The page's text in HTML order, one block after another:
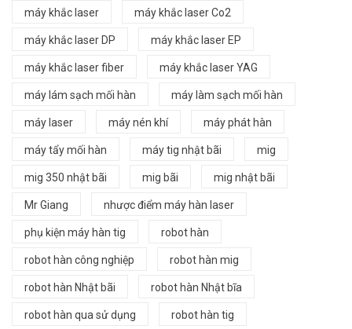
máy khắc laser máy khắc laser Co2
máy khắc laser DP máy khắc laser EP
máy khắc laser fiber máy khắc laser YAG
máy lám sạch mối hàn máy làm sạch mối hàn
máy laser máy nén khí máy phát hàn
máy tẩy mối hàn máy tig nhật bãi mig
mig 350 nhật bãi mig bãi mig nhật bãi
Mr Giang nhược điểm máy hàn laser
phụ kiện máy hàn tig robot hàn
robot hàn công nghiệp robot hàn mig
robot hàn Nhật bãi robot hàn Nhật bĩa
robot hàn qua sử dụng robot hàn tig